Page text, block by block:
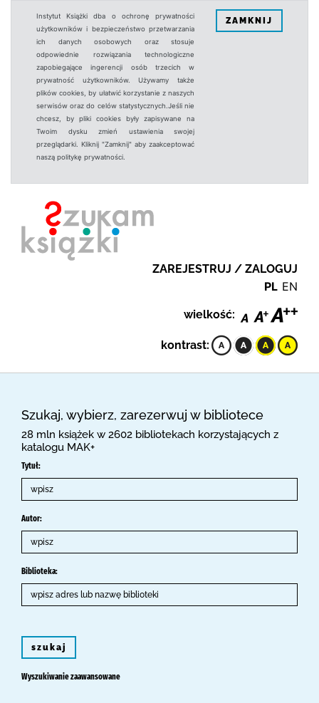
Instytut Książki dba o ochronę prywatności
użytkowników i bezpieczeństwo przetwarzania
ich danych osobowych oraz stosuje
odpowiednie rozwiązania technologiczne
zapobiegające ingerencji osób trzecich w
prywatność użytkowników. Używamy także
plików cookies, by ułatwić korzystanie z naszych
serwisów oraz do celów statystycznych.Jeśli nie
chcesz, by pliki cookies były zapisywane na
Twoim dysku zmień ustawienia swojej
przeglądarki. Kliknij "Zamknij" aby zaakceptować
naszą politykę prywatności.
ZAMKNIJ
ZAREJESTRUJ / ZALOGUJ
PL EN
wielkość:
kontrast:
Szukaj, wybierz, zarezerwuj w bibliotece
28 mln książek w 2602 bibliotekach korzystających z
katalogu MAK+
Tytuł:
Autor:
Biblioteka:
szukaj
Wyszukiwanie zaawansowane